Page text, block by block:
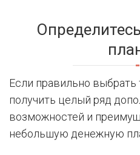
Если правильно
получить целый ряд
возможностей и
небольшую денежную